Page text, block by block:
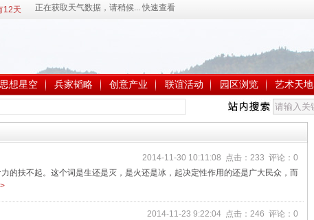
12天
思想星空 兵家韬略 创意产业 联谊活动 园区浏览 艺术天地
2014-11-30 10:11:08 点击：233 评论：0
的扶不起。这个词是生还是灭，是火还是冰，起决定性作用的还是广大民众，而
2014-11-23 9:22:04 点击：246 评论：0